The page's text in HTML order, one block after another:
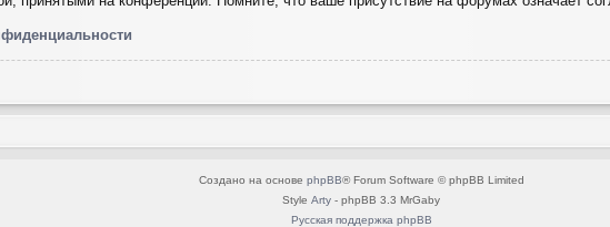
Создано на основе phpBB® Forum Software © phpBB Limited
Style Arty - phpBB 3.3 MrGaby
Русская поддержка phpBB